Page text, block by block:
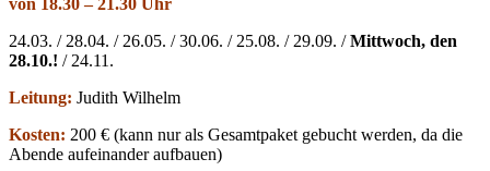
24.03. / 28.04. / 26.05. / 30.06. / 25.08. / 29.09. /Mittwoch, den
28.10.! / 24.11.
Leitung: Judith Wilhelm
Kosten: 200 € (kann nur als Gesamtpaket gebucht werden, da die
Abende aufeinander aufbauen)